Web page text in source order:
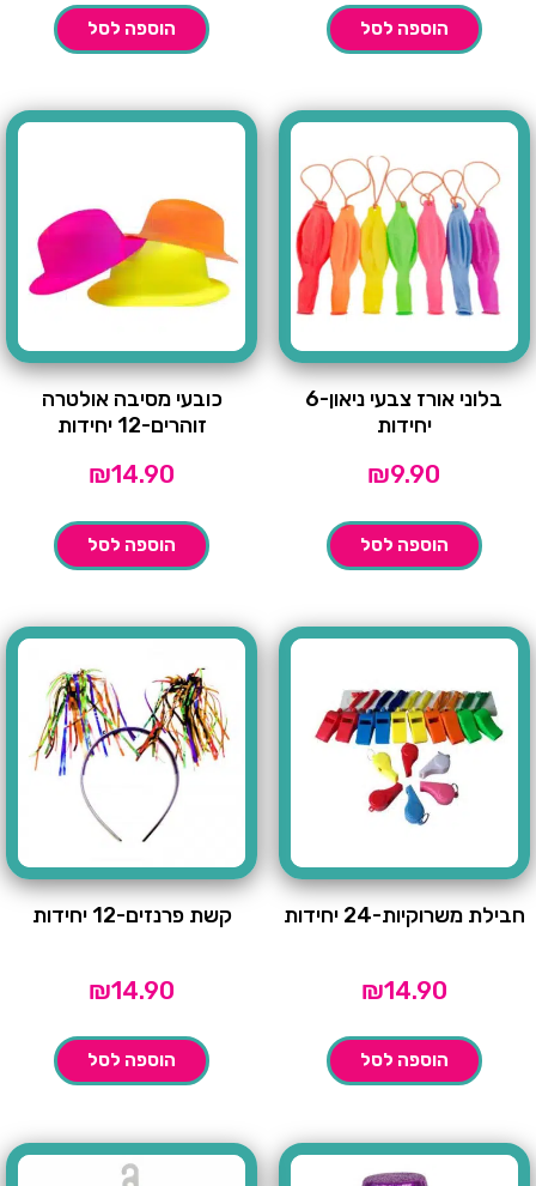
הוספה לסל הוספה לסל
בלוני אורז צבעי ניאון-6
יחידות
₪9.90
הוספה לסל
כובעי מסיבה אולטרה
זוהרים-12 יחידות
₪14.90
הוספה לסל
חבילת משרוקיות-24 יחידות
₪14.90
הוספה לסל
קשת פרנזים-12 יחידות
₪14.90
הוספה לסל